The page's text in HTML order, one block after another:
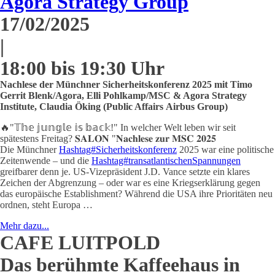
17/02/2025
|
18:00 bis 19:30 Uhr
Nachlese der Münchner Sicherheitskonferenz 2025 mit Timo
Gerrit Blenk/Agora, Elli Pohlkamp/MSC & Agora Strategy
Institute, Claudia Öking (Public Affairs Airbus Group)
🔥"𝕋𝕙𝕖 𝕛𝕦𝕟𝕘𝕝𝕖 𝕚𝕤 𝕓𝕒𝕔𝕜!" In welcher Welt leben wir seit
spätestens Freitag? 𝐒𝐀𝐋𝐎𝐍 "𝐍𝐚𝐜𝐡𝐥𝐞𝐬𝐞 𝐳𝐮𝐫 𝐌𝐒𝐂 𝟐𝟎𝟐𝟓
Die MünchnerHashtag#Sicherheitskonferenz 2025 war eine politische
Zeitenwende – und die Hashtag#transatlantischenSpannungen
greifbarer denn je. US-Vizepräsident J.D. Vance setzte ein klares
Zeichen der Abgrenzung – oder war es eine Kriegserklärung gegen
das europäische Establishment? Während die USA ihre Prioritäten neu
ordnen, steht Europa …
Mehr dazu...
CAFE LUITPOLD
Das berühmte Kaffeehaus in